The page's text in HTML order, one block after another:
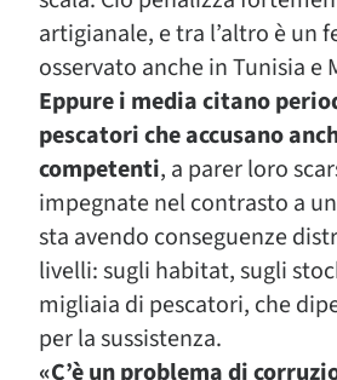
artigianale, e tra l’altro è un
osservato anche in Tunisia e
Eppure i media citano
pescatori che accusano
competenti, a parer loro
impegnate nel contrasto a
sta avendo conseguenze
livelli: sugli habitat, sugli
migliaia di pescatori, che
per la sussistenza.
«C’è un problema di